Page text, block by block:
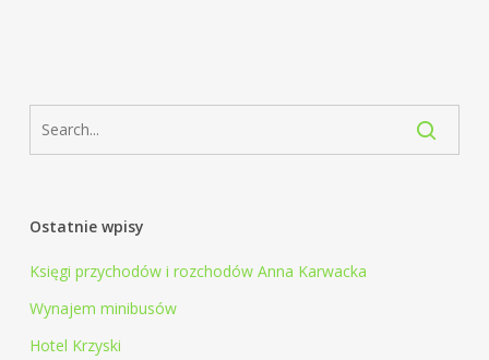
Ostatnie wpisy
Księgi przychodów i rozchodów Anna Karwacka
Wynajem minibusów
Hotel Krzyski